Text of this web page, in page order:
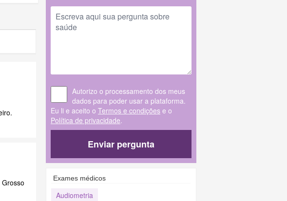
Autorizo o processamento dos meus
dados para poder usar a plataforma.
Eu li e aceito o Termos e condiçõese o
Política de privacidade.
Enviar pergunta
Exames médicos
Audiometria